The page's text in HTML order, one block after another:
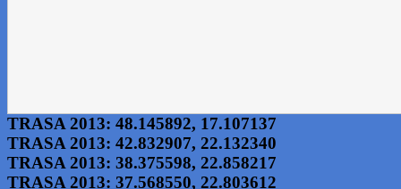
TRASA 2013: 48.145892, 17.107137
TRASA 2013: 42.832907, 22.132340
TRASA 2013: 38.375598, 22.858217
TRASA 2013: 37.568550, 22.803612